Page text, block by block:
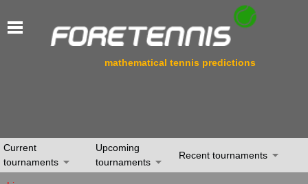
mathematical tennis predictions
Current
tournaments
Upcoming
tournaments
Recent tournaments